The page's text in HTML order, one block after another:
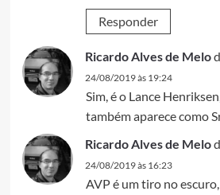
Responder
Ricardo Alves de Melo
24/08/2019 às 19:24
Sim, é o Lance
também aparece como
Ricardo Alves de Melo
24/08/2019 às 16:23
AVP é um tiro no